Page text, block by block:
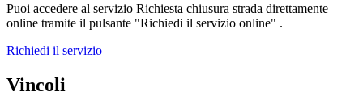
Puoi accedere al servizio Richiesta chiusura strada direttamente
online tramite il pulsante "Richiedi il servizio online" .
Richiedi il servizio
Vincoli